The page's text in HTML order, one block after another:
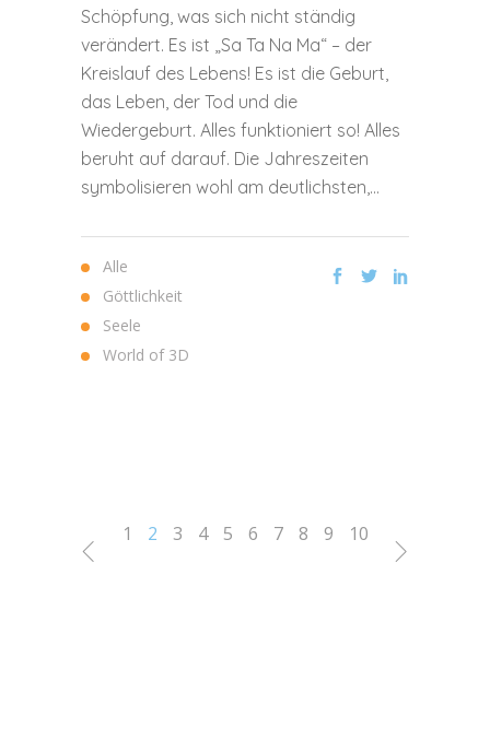
Schöpfung, was sich nicht ständig
verändert. Es ist „Sa Ta Na Ma“ – der
Kreislauf des Lebens! Es ist die Geburt,
das Leben, der Tod und die
Wiedergeburt. Alles funktioniert so! Alles
beruht auf darauf. Die Jahreszeiten
symbolisieren wohl am deutlichsten,...
Alle
Göttlichkeit
Seele
World of 3D
1 2 3 4 5 6 7 8 9 10